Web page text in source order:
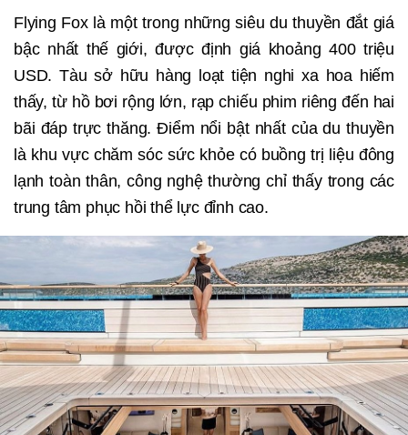
Flying Fox là một trong những siêu du thuyền đắt giá
bậc nhất thế giới, được định giá khoảng 400 triệu
USD. Tàu sở hữu hàng loạt tiện nghi xa hoa hiếm
thấy, từ hồ bơi rộng lớn, rạp chiếu phim riêng đến hai
bãi đáp trực thăng. Điểm nổi bật nhất của du thuyền
là khu vực chăm sóc sức khỏe có buồng trị liệu đông
lạnh toàn thân, công nghệ thường chỉ thấy trong các
trung tâm phục hồi thể lực đỉnh cao.